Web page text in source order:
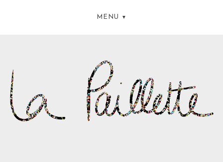
MENU